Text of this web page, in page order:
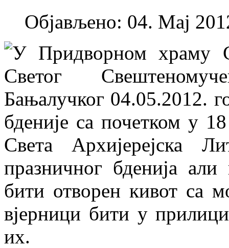
Објављено: 04. Мај
У Придворном храму
Светог
Бањалучког 04.05.2012.
бденије са почетком у
Света Архијерејска
празничног бденија
бити отворен кивот са
вјерници бити у
их.